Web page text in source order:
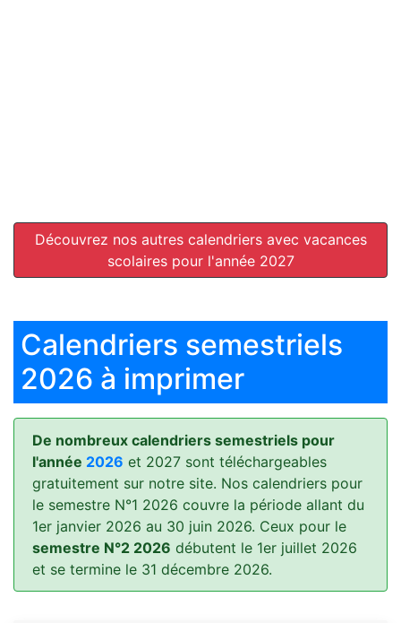
Découvrez nos autres calendriers avec vacances
scolaires pour l'année 2027
Calendriers semestriels
2026 à imprimer
De nombreux calendriers semestriels pour
l'année 2026 et 2027 sont téléchargeables
gratuitement sur notre site. Nos calendriers pour
le semestre N°1 2026 couvre la période allant du
1er janvier 2026 au 30 juin 2026. Ceux pour le
semestre N°2 2026 débutent le 1er juillet 2026
et se termine le 31 décembre 2026.